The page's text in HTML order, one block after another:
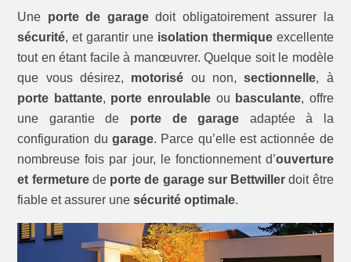
Une porte de garagedoit obligatoirement assurer la
sécurité, et garantir une isolation thermiqueexcellente
tout en étant facile à manœuvrer. Quelque soit le modèle
que vous désirez, motorisé ou non,sectionnelle, à
porte battante, porte enroulable ou basculante, offre
une garantie de porte de garage adaptée à la
configuration dugarage. Parce qu’elle est actionnée de
nombreuse fois par jour, le fonctionnement d’ouverture
et fermeturede porte de garage sur Bettwiller doit être
fiable et assurer unesécurité optimale.